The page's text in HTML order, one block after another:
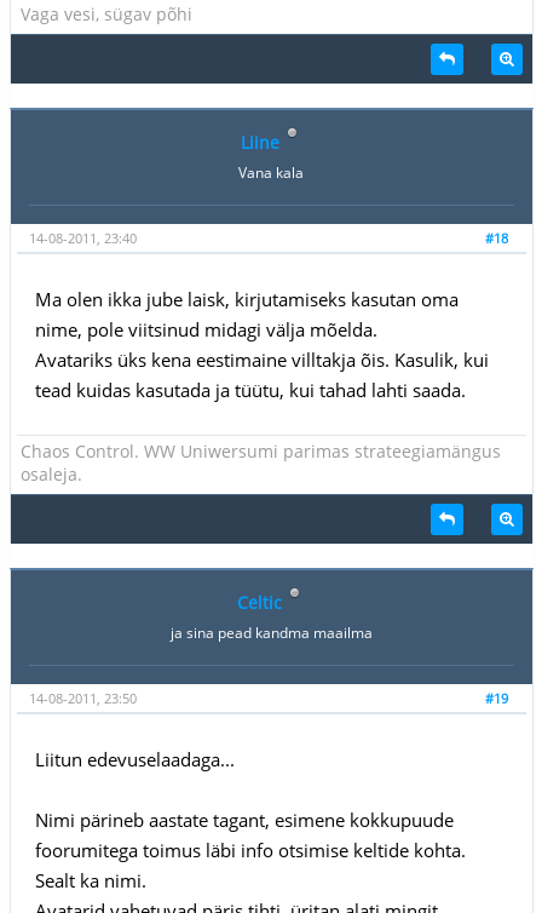
Vaga vesi, sügav põhi
Liine
Vana kala
#18
14-08-2011, 23:40
Ma olen ikka jube laisk, kirjutamiseks kasutan oma
nime, pole viitsinud midagi välja mõelda.
Avatariks üks kena eestimaine villtakja õis. Kasulik, kui
tead kuidas kasutada ja tüütu, kui tahad lahti saada.
Chaos Control. WW Uniwersumi parimas strateegiamängus
osaleja.
Celtic
ja sina pead kandma maailma
#19
14-08-2011, 23:50
Liitun edevuselaadaga...
Nimi pärineb aastate tagant, esimene kokkupuude
foorumitega toimus läbi info otsimise keltide kohta.
Sealt ka nimi.